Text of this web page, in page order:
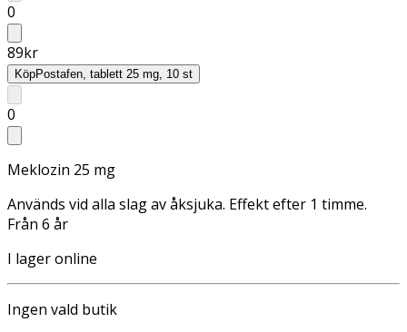
0
89kr
KöpPostafen, tablett 25 mg, 10 st
0
Meklozin 25 mg
Används vid alla slag av åksjuka. Effekt efter 1 timme.
Från 6 år
I lager online
Ingen vald butik